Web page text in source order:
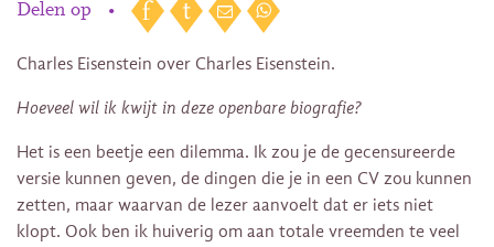
Delen op •
Charles Eisenstein over Charles Eisenstein.
Hoeveel wil ik kwijt in deze openbare biografie?
Het is een beetje een dilemma. Ik zou je de gecensureerde
versie kunnen geven, de dingen die je in een CV zou kunnen
zetten, maar waarvan de lezer aanvoelt dat er iets niet
klopt. Ook ben ik huiverig om aan totale vreemden te veel